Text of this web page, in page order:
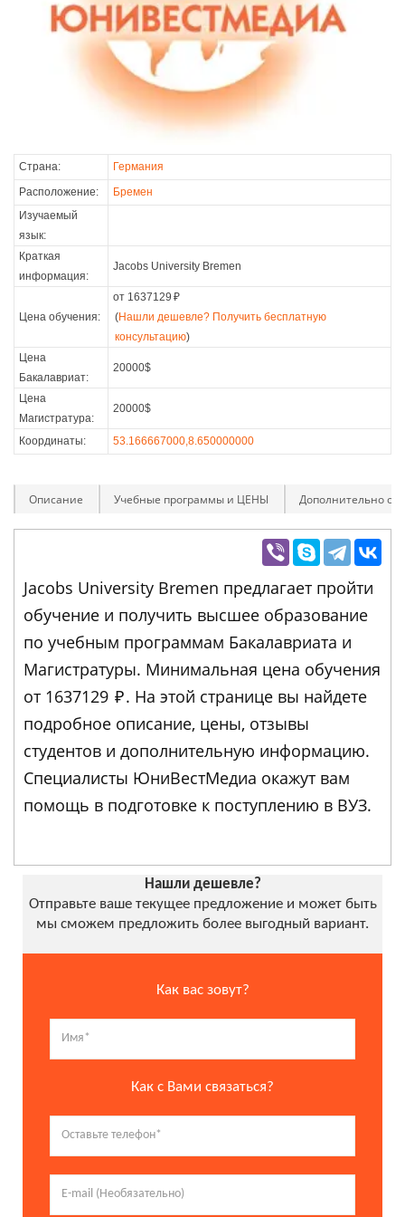
Страна:
Германия
Расположение:
Бремен
Изучаемый
язык:
Краткая
информация:
Jacobs University Bremen
Цена обучения:
от 1637129 ₽
(Нашли дешевле? Получить бесплатную
консультацию)
Цена
Бакалавриат:
20000$
Цена
Магистратура:
20000$
Координаты: 53.166667000,8.650000000
Описание Учебные программы и ЦЕНЫ Дополнительно
Jacobs University Bremen предлагает пройти
обучение и получить высшее образование
по учебным программам Бакалавриата и
Магистратуры. Минимальная цена обучения
от 1637129 ₽. На этой странице вы найдете
подробное описание, цены, отзывы
студентов и дополнительную информацию.
Специалисты ЮниВестМедиа окажут вам
помощь в подготовке к поступлению в ВУЗ.
Нашли дешевле?
Отправьте ваше текущее предложение и может быть
мы сможем предложить более выгодный вариант.
Как вас зовут?
Как с Вами связаться?